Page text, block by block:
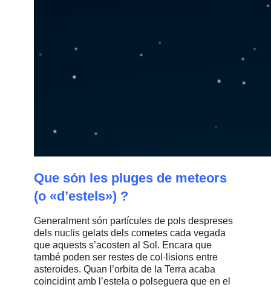
Que són les pluges de meteors
(o «d’estels») ?
Generalment són partícules de pols despreses
dels nuclis gelats dels cometes cada vegada
que aquests s’acosten al Sol. Encara que
també poden ser restes de col·lisions entre
asteroides. Quan l’orbita de la Terra acaba
coincidint amb l’estela o polseguera que en el